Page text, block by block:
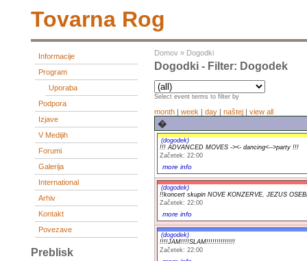
Tovarna Rog
Informacije
Program
Uporaba
Podpora
Izjave
V Medijih
Forumi
Galerija
International
Arhiv
Kontakt
Povezave
Preblisk
Domov » Dogodki
Dogodki - Filter: Dogodek
Select event terms to filter by
month | week | day | naštej | view all
�
(dogodek)
!!! ADVANCED MOVES -><- dancing<-->party !!!
Začetek: 22:00
more info
(dogodek)
!!koncert skupin NOVE KONZERVE, JEZUS
Začetek: 22:00
more info
(dogodek)
!!!!JAM!!!!SLAM!!!!!!!!!!!!!!
Začetek: 22:00